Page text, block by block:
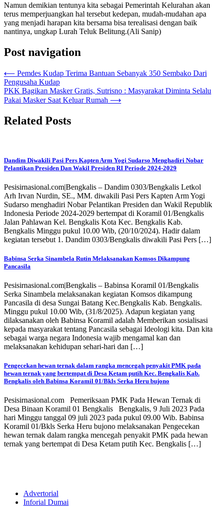
Namun demikian tentunya kita sebagai Pemerintah Kelurahan akan
terus memperjuangkan hal tersebut kedepan, mudah-mudahan apa
yang menjadi harapan kita bersama bisa terealisasi dengan baik
nantinya, ungkap Lurah Teluk Belitung.(Ali Sanip)
Post navigation
⟵ Pemdes Kudap Terima Bantuan Sebanyak 350 Sembako Dari
Pengusaha Kudap
PKK Bagikan Masker Gratis, Sutrisno : Masyarakat Diminta Selalu
Pakai Masker Saat Keluar Rumah ⟶
Related Posts
Dandim Diwakili Pasi Pers Kapten Arm Yogi Sudarso Menghadiri Nobar
Pelantikan Presiden Dan Wakil Presiden RI Periode 2024-2029
Pesisirnasional.com|Bengkalis – Dandim 0303/Bengkalis Letkol
Arh Irvan Nurdin, SE., MM. diwakili Pasi Pers Kapten Arm Yogi
Sudarso menghadiri Nobar Pelantikan Presiden dan Wakil Republik
Indonesia Periode 2024-2029 bertempat di Koramil 01/Bengkalis
Jalan Pahlawan Kel. Bengkalis Kota Kec. Bengkalis Kab.
Bengkalis Minggu pukul 10.00 Wib, (20/10/2024). Hadir dalam
kegiatan tersebut 1. Dandim 0303/Bengkalis diwakili Pasi Pers […]
Babinsa Serka Sinambela Rutin Melaksanakan Komsos Dikampung
Pancasila
Pesisirnasional.com|Bengkalis – Babinsa Koramil 01/Bengkalis
Serka Sinambela melaksanakan kegiatan Komsos dikampung
Pancasila di desa Sungai Batang Kec.Bengkalis Kab. Bengkalis.
Minggu pukul 10.00 Wib, (31/8/2025). Adapun kegiatan yang
dilaksanakan oleh Babinsa Koramil adalah Memberikan sosialisasi
kepada masyarakat tentang Pancasila sebagai Ideologi kita. Dan kita
sebagai warga negara Indonesia wajib mengamal kan dan
melaksanakan kehidupan sehari-hari dan […]
Pengecekan hewan ternak dalam rangka mencegah penyakit PMK pada
hewan ternak yang bertempat di Desa Ketam putih Kec. Bengkalis Kab.
Bengkalis oleh Babinsa Koramil 01/Bkls Serka Heru bujono
Pesisirnasional.com Pemeriksaan PMK Pada Hewan Ternak di
Desa Binaan Koramil 01 Bengkalis Bengkalis, 9 Juli 2023 Pada
hari Minggu tanggal 09 juli 2023 pada pukul 09.00 Wib. Babinsa
Koramil 01/Bkls Serka Heru bujono melaksanakan Pengecekan
hewan ternak dalam rangka mencegah penyakit PMK pada hewan
ternak yang bertempat di Desa Ketam putih Kec. Bengkalis […]
Advertorial
Inforial Dumai